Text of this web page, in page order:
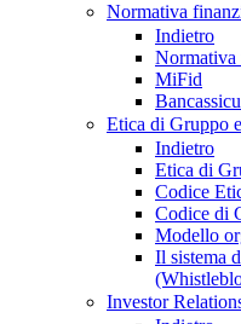
Normativa
Indietro
Normativa
MiFid
Etica di Gruppo
Indietro
Etica di
Codice
Codice di
Modello
Il sistema
Investor